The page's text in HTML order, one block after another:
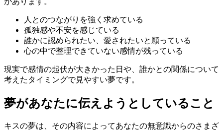
人とのつながりを強く求めている
孤独感や不安を感じている
誰かに認められたい、愛されたいと願っている
心の中で整理できていない感情が残っている
現実で感情の起伏が大きかった日や、誰かとの関係について
考えたタイミングで見やすい夢です。
夢があなたに伝えようとしていること
キスの夢は、その内容によってあなたの無意識からのさまざ